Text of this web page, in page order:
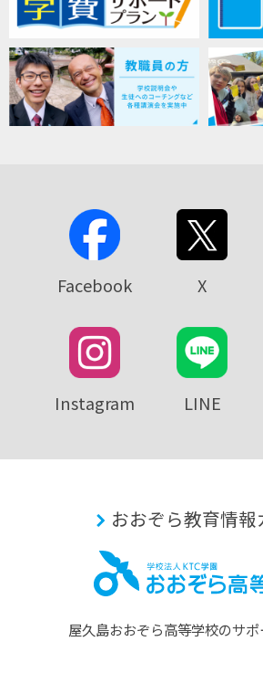
Facebook X
Instagram LINE
おおぞら教育情報
屋久島おおぞら⾼等学校のサポ